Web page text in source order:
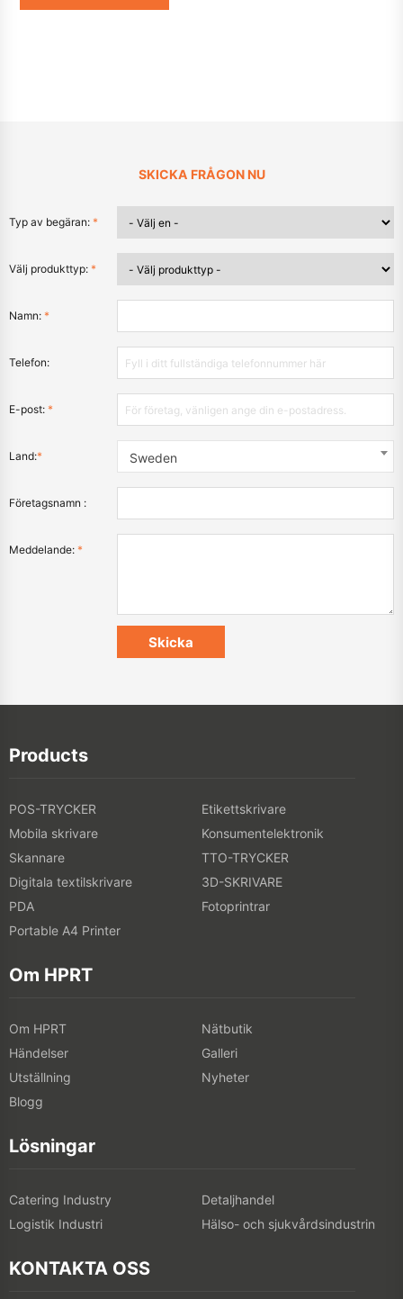
SKICKA FRÅGON NU
Typ av begäran: *
Välj produkttyp: *
Namn: *
Telefon:
E-post: *
Land:* Sweden
Företagsnamn :
Meddelande: *
Products
POS-TRYCKER
Etikettskrivare
Mobila skrivare
Konsumentelektronik
Skannare
TTO-TRYCKER
Digitala textilskrivare
3D-SKRIVARE
PDA
Fotoprintrar
Portable A4 Printer
Om HPRT
Om HPRT
Nätbutik
Händelser
Galleri
Utställning
Nyheter
Blogg
Lösningar
Catering Industry
Detaljhandel
Logistik Industri
Hälso- och sjukvårdsindustrin
KONTAKTA OSS